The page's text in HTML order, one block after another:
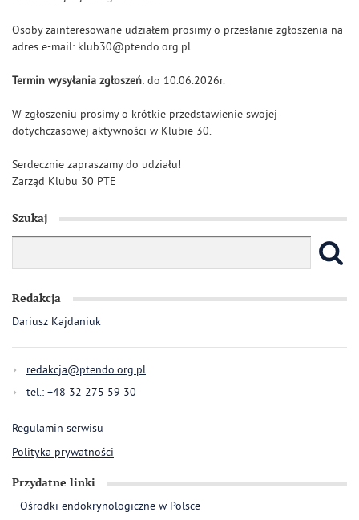
Osoby zainteresowane udziałem prosimy o przesłanie zgłoszenia na
adres e-mail: klub30@ptendo.org.pl
Termin wysyłania zgłoszeń: do 10.06.2026r.
W zgłoszeniu prosimy o krótkie przedstawienie swojej
dotychczasowej aktywności w Klubie 30.
Serdecznie zapraszamy do udziału!
Zarząd Klubu 30 PTE
Szukaj
Redakcja
Dariusz Kajdaniuk
redakcja@ptendo.org.pl
tel.: +48 32 275 59 30
Regulamin serwisu
Polityka prywatności
Przydatne linki
Ośrodki endokrynologiczne w Polsce